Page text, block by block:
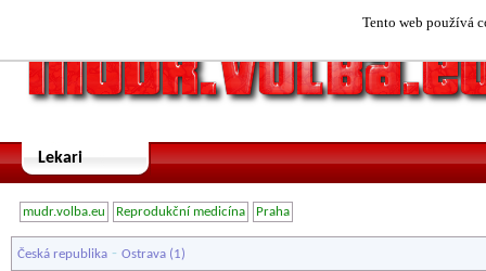
Tento web používá
Lekari
mudr.volba.eu Reprodukční medicína Praha
Česká republika - Ostrava (1)